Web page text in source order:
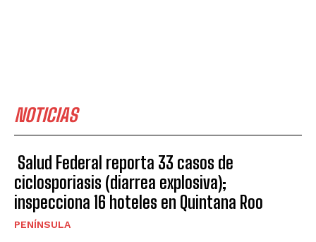
NOTICIAS
Salud Federal reporta 33 casos de
ciclosporiasis (diarrea explosiva);
inspecciona 16 hoteles en Quintana Roo
PENÍNSULA